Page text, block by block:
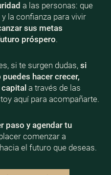
a las personas: que
la confianza para vivir
sus metas
próspero.
si te surgen dudas, si
hacer crecer,
a través de las
aquí para acompañarte.
paso y agendar tu
comenzar a
el futuro que deseas.